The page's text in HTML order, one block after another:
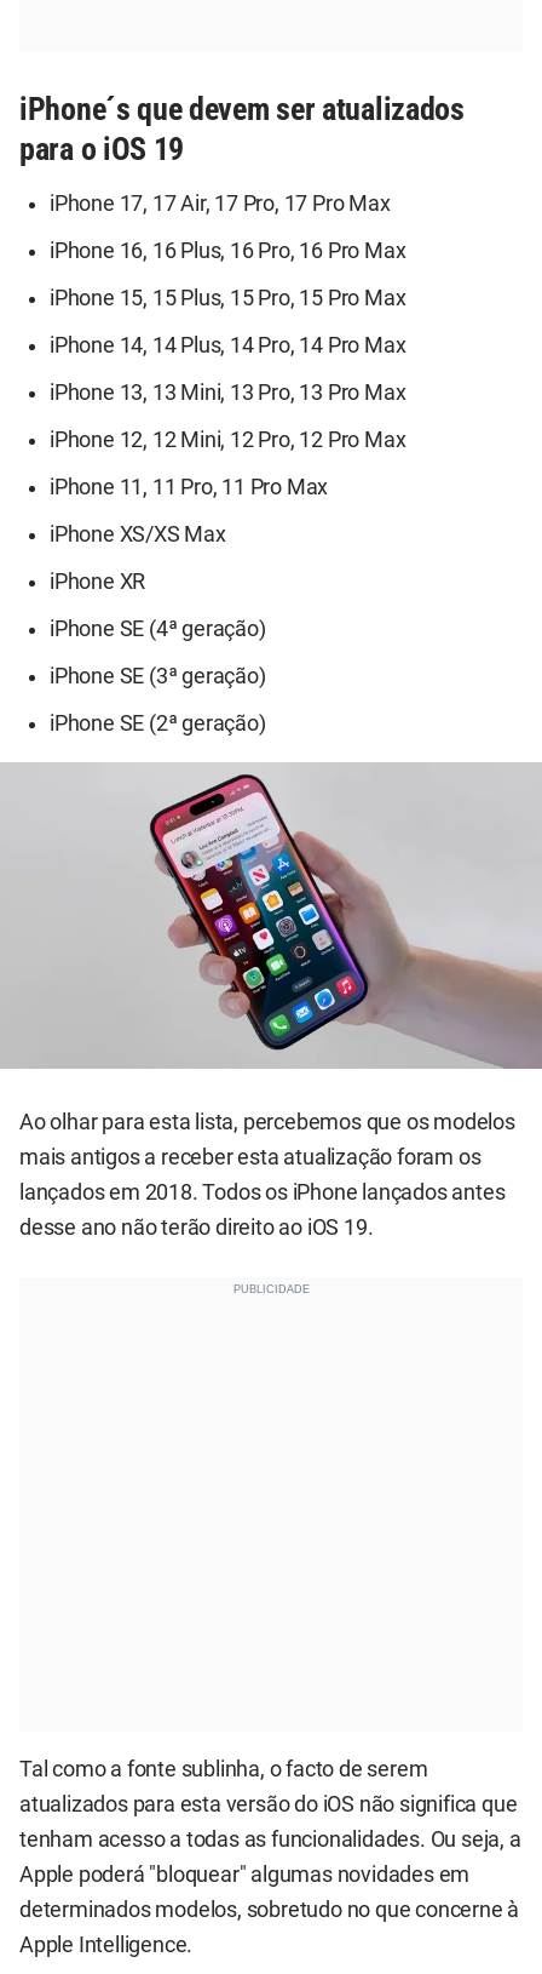
iPhone´s que devem ser atualizados
para o iOS 19
iPhone 17, 17 Air, 17 Pro, 17 Pro Max
iPhone 16, 16 Plus, 16 Pro, 16 Pro Max
iPhone 15, 15 Plus, 15 Pro, 15 Pro Max
iPhone 14, 14 Plus, 14 Pro, 14 Pro Max
iPhone 13, 13 Mini, 13 Pro, 13 Pro Max
iPhone 12, 12 Mini, 12 Pro, 12 Pro Max
iPhone 11, 11 Pro, 11 Pro Max
iPhone XS/XS Max
iPhone XR
iPhone SE (4ª geração)
iPhone SE (3ª geração)
iPhone SE (2ª geração)
Ao olhar para esta lista, percebemos que os modelos
mais antigos a receber esta atualização foram os
lançados em 2018. Todos os iPhone lançados antes
desse ano não terão direito ao iOS 19.
Tal como a fonte sublinha, o facto de serem
atualizados para esta versão do iOS não significa que
tenham acesso a todas as funcionalidades. Ou seja, a
Apple poderá "bloquear" algumas novidades em
determinados modelos, sobretudo no que concerne à
Apple Intelligence.